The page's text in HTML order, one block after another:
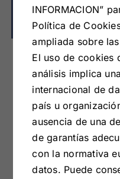
CALIDAD Y
INFORMACION”
Política de
ampliada sobre
El uso de cookies
análisis implica
internacional de
país u
ausencia de una
de garantías
con la normativa
datos. Puede